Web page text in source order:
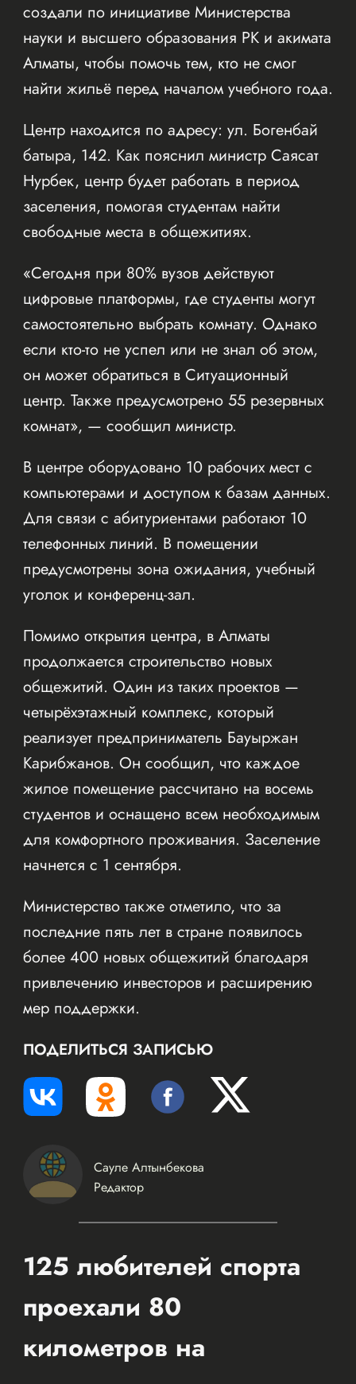
создали по инициативе Министерства
науки и высшего образования РК и акимата
Алматы, чтобы помочь тем, кто не смог
найти жильё перед началом учебного года.
Центр находится по адресу: ул. Богенбай
батыра, 142. Как пояснил министр Саясат
Нурбек, центр будет работать в период
заселения, помогая студентам найти
свободные места в общежитиях.
«Сегодня при 80% вузов действуют
цифровые платформы, где студенты могут
самостоятельно выбрать комнату. Однако
если кто-то не успел или не знал об этом,
он может обратиться в Ситуационный
центр. Также предусмотрено 55 резервных
комнат», — сообщил министр.
В центре оборудовано 10 рабочих мест с
компьютерами и доступом к базам данных.
Для связи с абитуриентами работают 10
телефонных линий. В помещении
предусмотрены зона ожидания, учебный
уголок и конференц-зал.
Помимо открытия центра, в Алматы
продолжается строительство новых
общежитий. Один из таких проектов —
четырёхэтажный комплекс, который
реализует предприниматель Бауыржан
Карибжанов. Он сообщил, что каждое
жилое помещение рассчитано на восемь
студентов и оснащено всем необходимым
для комфортного проживания. Заселение
начнется с 1 сентября.
Министерство также отметило, что за
последние пять лет в стране появилось
более 400 новых общежитий благодаря
привлечению инвесторов и расширению
мер поддержки.
ПОДЕЛИТЬСЯ ЗАПИСЬЮ
Сауле Алтынбекова
Редактор
125 любителей спорта
проехали 80
километров на